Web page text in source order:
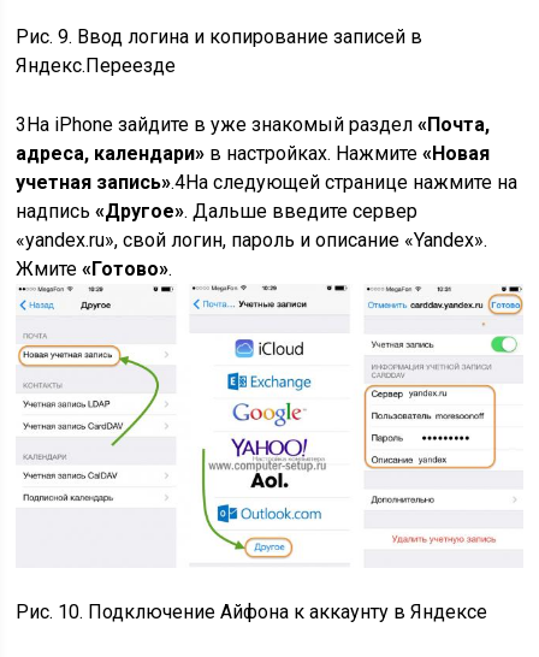
Рис. 9. Ввод логина и копирование записей в
Яндекс.Переезде
3На iPhone зайдите в уже знакомый раздел«Почта,
адреса, календари» в настройках. Нажмите«Новая
учетная запись».4На следующей странице нажмите на
надпись«Другое». Дальше введите сервер
«yandex.ru», свой логин, пароль и описание «Yandex».
Жмите«Готово».
Рис. 10. Подключение Айфона к аккаунту в Яндексе